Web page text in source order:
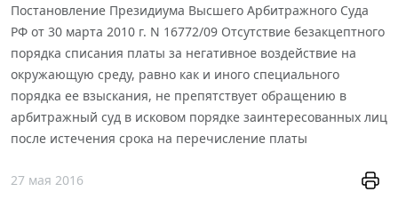
Постановление Президиума Высшего Арбитражного Суда
РФ от 30 марта 2010 г. N 16772/09 Отсутствие безакцептного
порядка списания платы за негативное воздействие на
окружающую среду, равно как и иного специального
порядка ее взыскания, не препятствует обращению в
арбитражный суд в исковом порядке заинтересованных лиц
после истечения срока на перечисление платы
27 мая 2016